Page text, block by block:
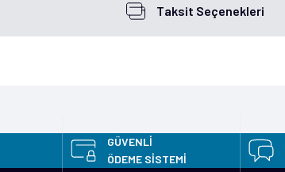
Taksit Seçenekleri
Bu ürüne ilk yorumu siz yapın!GÜVENLİ
ÖDEME SİSTEMİ